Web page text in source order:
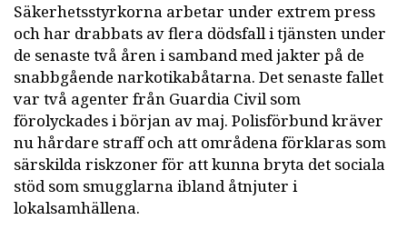
Säkerhetsstyrkorna arbetar under extrem press
och har drabbats av flera dödsfall i tjänsten under
de senaste två åren i samband med jakter på de
snabbgående narkotikabåtarna. Det senaste fallet
var två agenter från Guardia Civil som
förolyckades i början av maj. Polisförbund kräver
nu hårdare straff och att områdena förklaras som
särskilda riskzoner för att kunna bryta det sociala
stöd som smugglarna ibland åtnjuter i
lokalsamhällena.